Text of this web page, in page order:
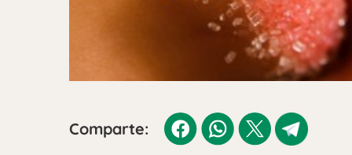
Comparte: